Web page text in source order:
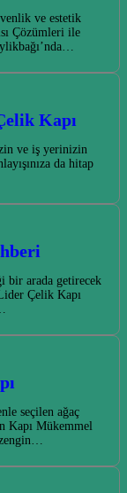
ve estetik
Çözümleri ile
Kapı
ve iş yerinizin
da hitap
bir arada getirecek
Çelik Kapı
seçilen ağaç
Kapı Mükemmel